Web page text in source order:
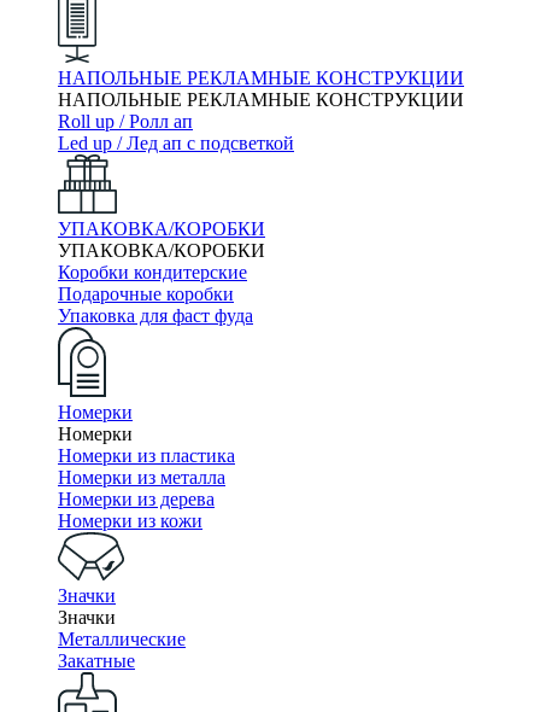
НАПОЛЬНЫЕ РЕКЛАМНЫЕ КОНСТРУКЦИИ
НАПОЛЬНЫЕ РЕКЛАМНЫЕ КОНСТРУКЦИИ
Roll up / Ролл ап
Led up / Лед ап с подсветкой
УПАКОВКА/КОРОБКИ
УПАКОВКА/КОРОБКИ
Коробки кондитерские
Подарочные коробки
Упаковка для фаст фуда
Номерки
Номерки
Номерки из пластика
Номерки из металла
Номерки из дерева
Номерки из кожи
Значки
Значки
Металлические
Закатные